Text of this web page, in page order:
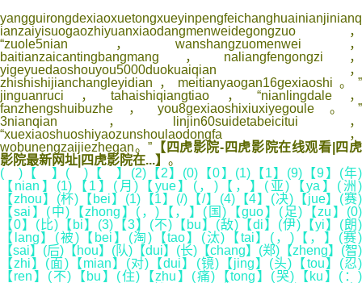
yangguirongdexiaoxuetongxueyinpengfeichanghuainianjinianq
ianzaiyisuogaozhiyuanxiaodangmenweidegongzuo，
“zuole5nian，wanshangzuomenwei，
baitianzaicantingbangmang，naliangfengongzi，
yigeyuedaoshouyou5000duokuaiqian，
zhishishijianchangleyidian，meitianyaogan16gexiaoshi。”
jinguanruci，tahaishiqiangtiao，“nianlingdale，
fanzhengshuibuzhe，you8gexiaoshixiuxiyegoule。”
3nianqian，linjin60suidetabeicitui，
“xuexiaoshuoshiyaozunshoulaodongfa，
wobunengzaijiezhegan。” 【四虎影院-四虎影院在线观看|四虎
影院最新网址|四虎影院在...】 。
( )【 】( )【 】(2)【2】(0)【0】(1)【1】(9)【9】(年)
【nian】(1)【1】(月)【yue】(，)【，】(亚)【ya】(洲)
【zhou】(杯)【bei】(1)【1】(/)【/】(4)【4】(决)【jue】(赛)
【sai】(中)【zhong】(，)【，】(国)【guo】(足)【zu】(0)
【0】(比)【bi】(3)【3】(不)【bu】(敌)【di】(伊)【yi】(朗)
【lang】(被)【bei】(淘)【tao】(汰)【tai】(，)【，】(赛)
【sai】(后)【hou】(队)【dui】(长)【chang】(郑)【zheng】(智)
【zhi】(面)【mian】(对)【dui】(镜)【jing】(头)【tou】(忍)
【ren】(不)【bu】(住)【zhu】(痛)【tong】(哭)【ku】(：)